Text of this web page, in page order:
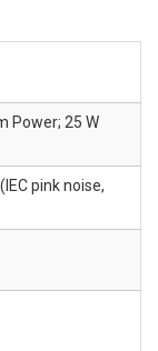
Power; 25 W
pink noise,